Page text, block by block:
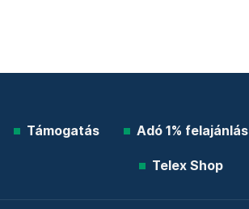
Támogatás Adó 1% felajánlás
Telex Shop